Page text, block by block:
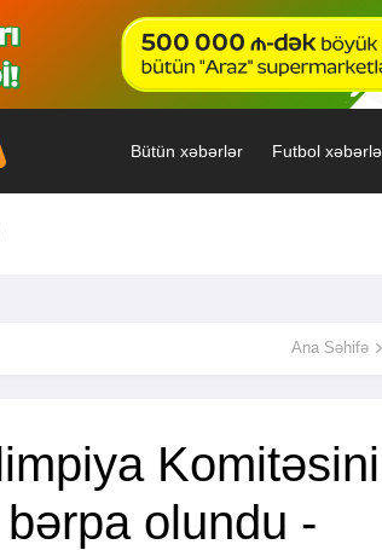
Bütün xəbərlər Futbol
Ana Səhifə
bərpa olundu -